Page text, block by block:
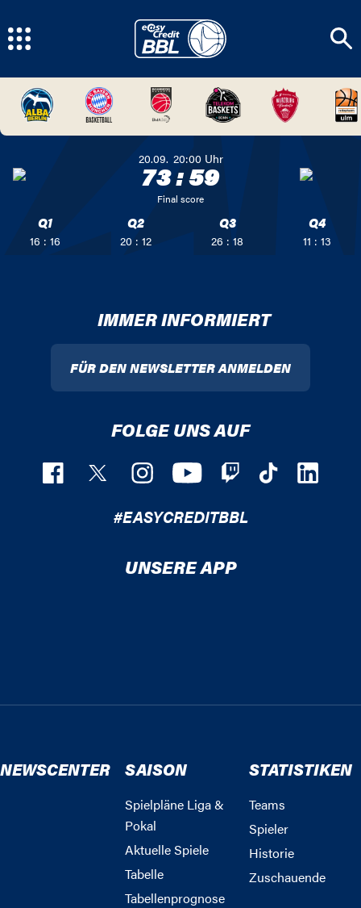
20.09. 20:00 Uhr
73:59
Final score
Q1
16 : 16
Q2
20 : 12
Q3
26 : 18
Q4
11 : 13
IMMER INFORMIERT
FÜR DEN NEWSLETTER ANMELDEN
FOLGE UNS AUF
#EASYCREDITBBL
UNSERE APP
NEWSCENTER SAISON
Spielpläne Liga &
Pokal
Aktuelle Spiele
Tabelle
Tabellenprognose
STATISTIKEN
Teams
Spieler
Historie
Zuschauende